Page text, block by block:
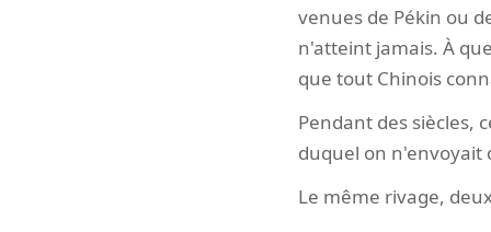
venues de Pékin ou
n'atteint jamais. À
que tout Chinois
Pendant des siècles,
duquel on n'envoyait
Le même rivage,